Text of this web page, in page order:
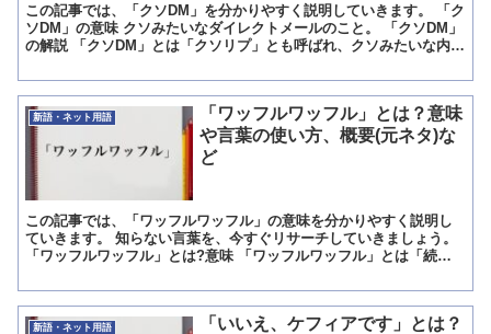
この記事では、「クソDM」を分かりやすく説明していきます。 「ク
ソDM」の意味 クソみたいなダイレクトメールのこと。 「クソDM」
の解説 「クソDM」とは「クソリプ」とも呼ばれ、クソみたいな内容
新語・ネット用語
「ワッフルワッフル」とは？意味
や言葉の使い方、概要(元ネタ)な
ど
この記事では、「ワッフルワッフル」の意味を分かりやすく説明し
ていきます。 知らない言葉を、今すぐリサーチしていきましょう。
「ワッフルワッフル」とは?意味 「ワッフルワッフル」とは「続き
新語・ネット用語
「いいえ、ケフィアです」とは？